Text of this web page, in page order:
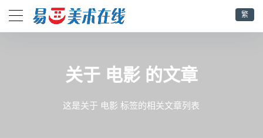
繁
关于 电影 的文章
这是关于 电影 标签的相关文章列表